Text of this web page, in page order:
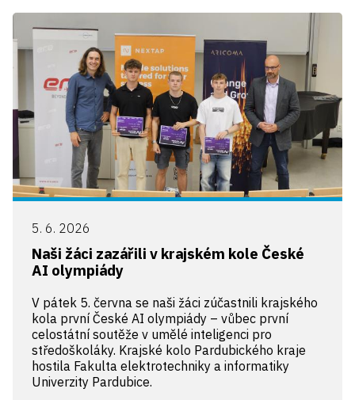
5. 6. 2026
Naši žáci zazářili v krajském kole České
AI olympiády
V pátek 5. června se naši žáci zúčastnili krajského
kola první České AI olympiády – vůbec první
celostátní soutěže v umělé inteligenci pro
středoškoláky. Krajské kolo Pardubického kraje
hostila Fakulta elektrotechniky a informatiky
Univerzity Pardubice.